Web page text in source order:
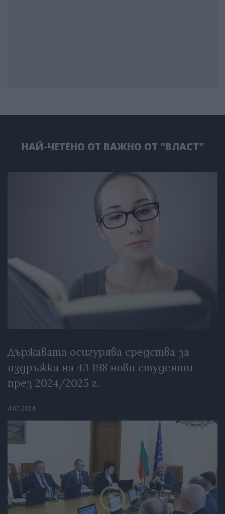
НАЙ-ЧЕТЕНО ОТ ВАЖНО ОТ "ВЛАСТ"
Държавата осигурява средства за
издръжка на 43 198 нови студенти
през 2024/2025 г.
4.07.2024